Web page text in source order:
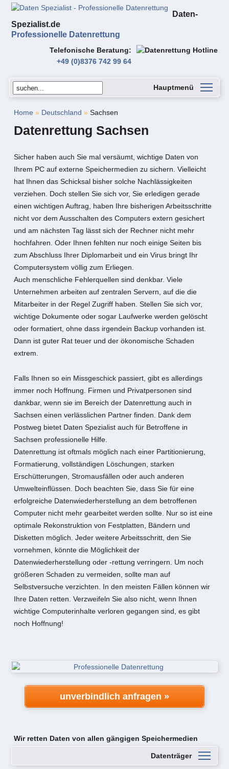
Daten-
Spezialist.de
Professionelle Datenrettung
Telefonische Beratung
+49 (0)8376 742 99 64
Hauptmenü
Home » Deutschland »Sachsen
Datenrettung Sachsen
Sicher haben auch Sie mal versäumt, wichtige Daten von
Ihrem PC auf externe Speichermedien zu sichern. Vielleicht
hat Ihnen das Schicksal bisher solche Nachlässigkeiten
verziehen. Doch stellen Sie sich vor, Sie erledigen gerade
einen wichtigen Auftrag, haben Ihre bisherigen Arbeitsschritte
nicht vor dem Ausschalten des Computers extern gesichert
und am nächsten Tag lässt sich der Rechner nicht mehr
hochfahren. Oder Ihnen fehlten nur noch einige Seiten bis
zum Abschluss Ihrer Diplomarbeit und ein Virus bringt Ihr
Computersystem völlig zum Erliegen.
Auch menschliche Fehlerquellen sind denkbar. Viele
Unternehmen arbeiten auf zentralen Servern, auf die die
Mitarbeiter in der Regel Zugriff haben. Stellen Sie sich vor,
wichtige Dokumente oder sogar Laufwerke werden gelöscht
oder formatiert, ohne dass irgendein Backup vorhanden ist.
Dann ist guter Rat teuer und der ökonomische Schaden
extrem.
Falls Ihnen so ein Missgeschick passiert, gibt es allerdings
immer noch Hoffnung. Firmen und Privatpersonen sind
dankbar, wenn sie im Bereich der Datenrettung auch in
Sachsen einen verlässlichen Partner finden. Dank dem
Postweg bietet Daten Spezialist auch für Betroffene in
Sachsen professionelle Hilfe.
Datenrettung ist oftmals möglich nach einer Partitionierung,
Formatierung, vollständigen Löschungen, starken
Erschütterungen, Stromausfällen oder auch anderen
Umwelteinflüssen. Doch beachten Sie, dass Sie für eine
erfolgreiche Datenwiederherstellung an dem betroffenen
Computer nicht mehr gearbeitet werden sollte. Nur so ist eine
optimale Rekonstruktion von Festplatten, Bändern und
Disketten möglich. Jeder weitere Arbeitsschritt, den Sie
vornehmen, könnte die Möglichkeit der
Datenwiederherstellung oder -rettung verringern. Um noch
größeren Schaden zu vermeiden, sollte man auf
Selbstversuche verzichten. In den meisten Fällen können wir
Ihre Daten retten. Verzweifeln Sie also nicht, wenn Ihnen
wichtige Computerinhalte verloren gegangen sind, es gibt
noch Hoffnung!
unverbindlich anfragen »
Wir retten Daten vonallen gängigen Speichermedien
Datenträger